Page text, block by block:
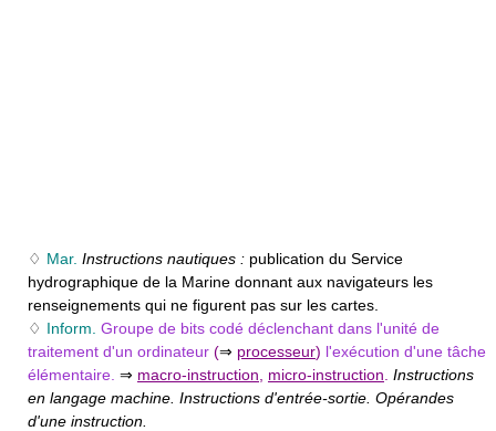
♢ Mar. Instructions nautiques : publication du Service
hydrographique de la Marine donnant aux navigateurs les
renseignements qui ne figurent pas sur les cartes.
♢ Inform. Groupe de bits codé déclenchant dans l'unité de
traitement d'un ordinateur (⇒ processeur) l'exécution d'une tâche
élémentaire. ⇒ macro-instruction micro-instruction Instructions
en langage machine. Instructions d'entrée-sortie. Opérandes
d'une instruction.